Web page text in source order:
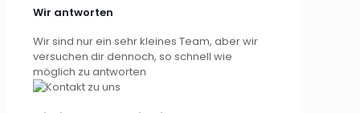
Wir antworten
Wir sind nur ein sehr kleines Team, aber wir
versuchen dir dennoch, so schnell wie
möglich zu antworten